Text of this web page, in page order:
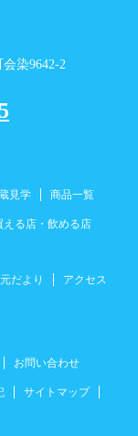
染9642-2
見学 商品一覧
える店・飲める店
だより アクセス
お問い合わせ
サイトマップ